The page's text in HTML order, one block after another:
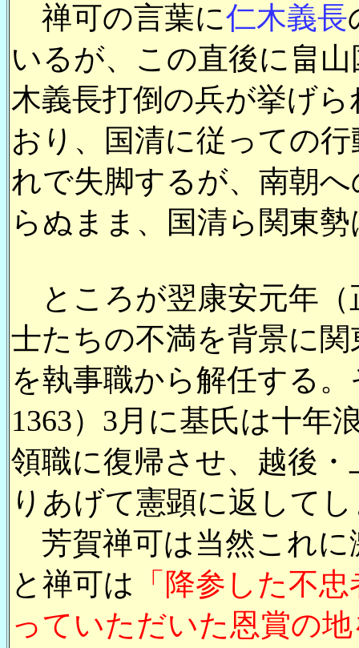
禅可の言葉に仁木義長
いるが、この直後に畠山
木義長打倒の兵が挙げ
おり、国清に従っての
れで失脚するが、南朝
らぬまま、国清ら関東
ところが翌康安元年（
士たちの不満を背景に
を執事職から解任する
1363）3月に基氏は十年
領職に復帰させ、越後
りあげて憲顕に返して
芳賀禅可は当然これに
と禅可は 「降参した不
っていただいた恩賞の